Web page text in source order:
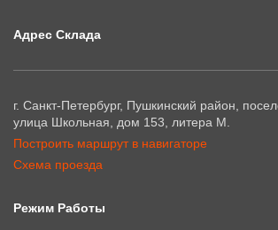
Адрес Склада
г. Санкт-Петербург, Пушкинский район,
улица Школьная, дом 153, литера М.
Построить маршрут в навигаторе
Схема проезда
Режим Работы